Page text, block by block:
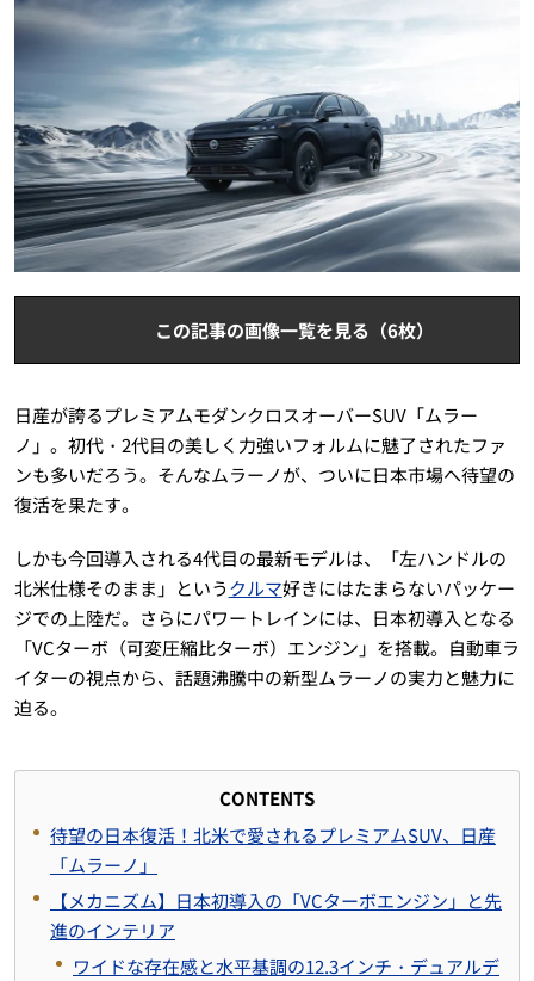
この記事の画像一覧を見る（6枚）
日産が誇るプレミアムモダンクロスオーバーSUV「ムラー
ノ」。初代・2代目の美しく力強いフォルムに魅了されたファ
ンも多いだろう。そんなムラーノが、ついに日本市場へ待望の
復活を果たす。
しかも今回導入される4代目の最新モデルは、「左ハンドルの
北米仕様そのまま」というクルマ好きにはたまらないパッケー
ジでの上陸だ。さらにパワートレインには、日本初導入となる
「VCターボ（可変圧縮比ターボ）エンジン」を搭載。自動車ラ
イターの視点から、話題沸騰中の新型ムラーノの実力と魅力に
迫る。
CONTENTS
待望の日本復活！北米で愛されるプレミアムSUV、日産
「ムラーノ」
【メカニズム】日本初導入の「VCターボエンジン」と先
進のインテリア
ワイドな存在感と水平基調の12.3インチ・デュアルデ